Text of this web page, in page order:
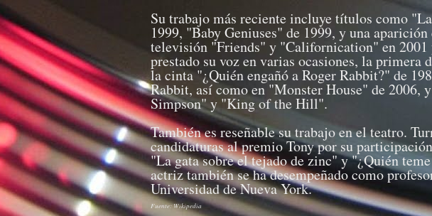
Su trabajo más reciente incluye títulos como
1999, "Baby Geniuses" de 1999, y una
televisión "Friends" y "Californication" en 2001
prestado su voz en varias ocasiones, la primera
la cinta "¿Quién engañó a Roger Rabbit?" de
Rabbit, así como en "Monster House" de 2006,
Simpson" y "King of the Hill".
También es reseñable su trabajo en el teatro.
candidaturas al premio Tony por su
"La gata sobre el tejado de zinc" y "¿Quién
actriz también se ha desempeñado como
Universidad de Nueva York.
Fuente: Wikipedia